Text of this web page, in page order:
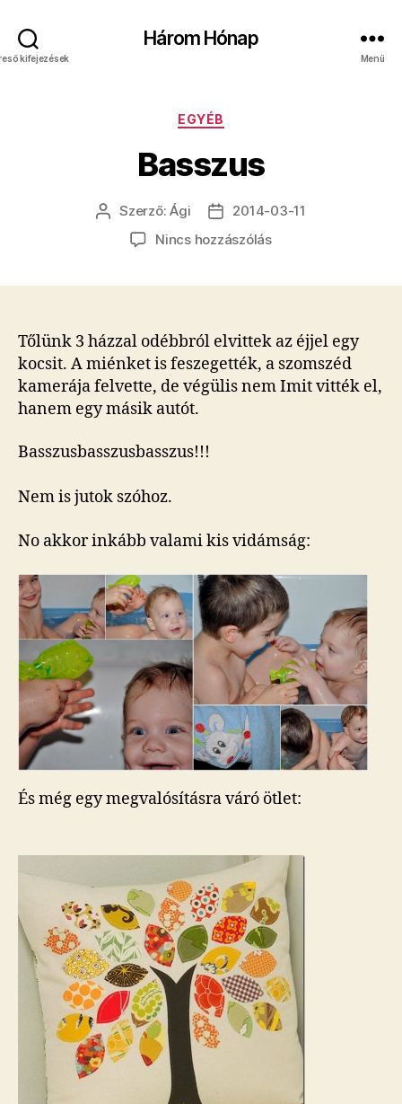
kifejezések
Három Hónap
Menü
Kategóriák
EGYÉB
Basszus
Bejegyzés
szerzője
Szerző:Ági
Bejegyzés
dátuma
2014-03-11
Nincs hozzászólása(z)
Tőlünk 3 házzal odébbról elvittek az éjjel egy
kocsit. A miénket is feszegették, a szomszéd
kamerája felvette, de végülis nem Imit vitték el,
hanem egy másik autót.
Basszusbasszusbasszus!!!
Nem is jutok szóhoz.
No akkor inkább valami kis vidámság:
És még egy megvalósításra váró ötlet: